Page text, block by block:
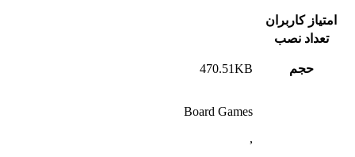
امتیاز کاربران
تعداد نصب
حجم 470.51KB
Board Games
,